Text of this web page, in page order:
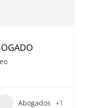
Abogados +1